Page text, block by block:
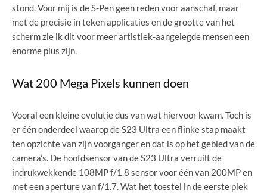
stond. Voor mij is de S-Pen geen reden voor aanschaf, maar
met de precisie in teken applicaties en de grootte van het
scherm zie ik dit voor meer artistiek-aangelegde mensen een
enorme plus zijn.
Wat 200 Mega Pixels kunnen doen
Vooral een kleine evolutie dus van wat hiervoor kwam. Toch is
er één onderdeel waarop de S23 Ultra een flinke stap maakt
ten opzichte van zijn voorganger en dat is op het gebied van de
camera’s. De hoofdsensor van de S23 Ultra verruilt de
indrukwekkende 108MP f/1.8 sensor voor één van 200MP en
met een aperture van f/1.7. Wat het toestel in de eerste plek